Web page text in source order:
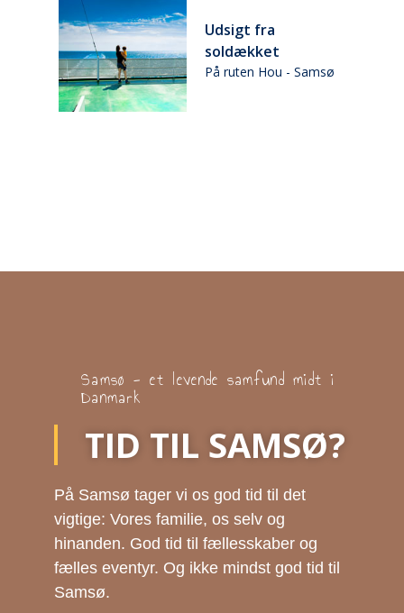
Udsigt fra
soldækket
På ruten Hou - Samsø
Samsø - et levende samfund midt i
Danmark
TID TIL SAMSØ?
På Samsø tager vi os god tid til det
vigtige: Vores familie, os selv og
hinanden. God tid til fællesskaber og
fælles eventyr. Og ikke mindst god tid til
Samsø.